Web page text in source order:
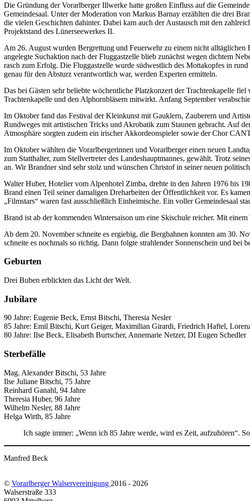
Die Gründung der Vorarlberger Illwerke hatte großen Einfluss auf die
Gemeindesaal. Unter der Moderation von Markus Barnay erzählten die drei
die vielen Geschichten dahinter. Dabei kam auch der Austausch mit den
Projektstand des Lünerseewerkes II.
Am 26. August wurden Bergrettung und Feuerwehr zu einem nicht
angelegte Suchaktion nach der Fluggastzelle blieb zunächst wegen dichtem
rasch zum Erfolg. Die Fluggastzelle wurde südwestlich des Mottakopfes in
genau für den Absturz verantwortlich war, werden Experten ermitteln.
Das bei Gästen sehr beliebte wöchentliche Platzkonzert der Trachtenkapelle
Trachtenkapelle und den Alphornbläsern mitwirkt. Anfang September
Im Oktober fand das Festival der Kleinkunst mit Gauklern, Zauberern und
Rundweges mit artistischen Tricks und Akrobatik zum Staunen gebracht. Auf
Atmosphäre sorgten zudem ein irischer Akkordeonspieler sowie der Chor
Im Oktober wählten die Vorarlbergerinnen und Vorarlberger einen neuen
zum Statthalter, zum Stellvertreter des Landeshauptmannes, gewählt. Trotz
an. Wir Brandner sind sehr stolz und wünschen Christof in seiner neuen
Walter Huber, Hotelier vom Alpenhotel Zimba, drehte in den Jahren 1976 bis
Brand einen Teil seiner damaligen Dreharbeiten der Öffentlichkeit vor. Es
„Filmstars“ waren fast ausschließlich Einheimische. Ein voller Gemeindesaal
Brand ist ab der kommenden Wintersaison um eine Skischule reicher. Mit
Ab dem 20. November schneite es ergiebig, die Bergbahnen konnten am 30.
schneite es nochmals so richtig. Dann folgte strahlender Sonnenschein und bei
Geburten
Drei Buben erblickten das Licht der Welt.
Jubilare
90 Jahre: Eugenie Beck, Ernst Bitschi, Theresia Nesler
85 Jahre: Emil Bitschi, Kurt Geiger, Maximilian Girardi, Friedrich Haftel,
80 Jahre: Ilse Beck, Elisabeth Burtscher, Annemarie Netzer, DI Eugen Schedler
Sterbefälle
Mag. Alexander Bitschi, 53 Jahre
Ilse Juliane Bitschi, 75 Jahre
Reinhard Ganahl, 94 Jahre
Theresia Huber, 96 Jahre
Wilhelm Nesler, 88 Jahre
Helga Wirth, 85 Jahre
Ich sagte immer: „Wenn ich 85 Jahre werde, wird es Zeit, aufzuhören“.
Manfred Beck
© Vorarlberger Walservereinigung 2016 - 2026
Walserstraße 333